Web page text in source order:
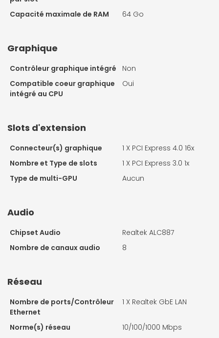
Capacité maximale de RAM 64 Go
Graphique
Contrôleur graphique intégré
Non
Compatible coeur graphique
intégré au CPU
Oui
Slots d'extension
Connecteur(s) graphique 1 X PCI Express 4.0 16x
Nombre et Type de slots
1 X PCI Express 3.0 1x
Type de multi-GPU
Aucun
Audio
Chipset Audio
Realtek ALC887
Nombre de canaux audio
8
Réseau
Nombre de ports/Contrôleur
Ethernet
1 X Realtek GbE LAN
Norme(s) réseau
10/100/1000 Mbps